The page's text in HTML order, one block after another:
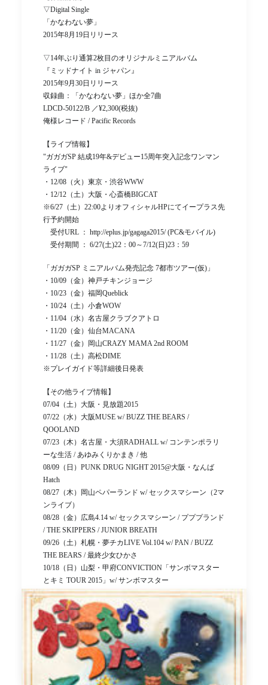
▽Digital Single
「かなわない夢」
2015年8月19日リリース
▽14年ぶり通算2枚目のオリジナルミニアルバム
『ミッドナイト in ジャパン』
2015年9月30日リリース
収録曲：「かなわない夢」ほか全7曲
LDCD-50122/B ／¥2,300(税抜)
俺様レコード / Pacific Records
【ライブ情報】
"ガガガSP 結成19年&デビュー15周年突入記念ワンマン
ライブ"
・12/08（火）東京・渋谷WWW
・12/12（土）大阪・心斎橋BIGCAT
※6/27（土）22:00よりオフィシャルHPにてイープラス先
行予約開始
受付URL ： http://eplus.jp/gagaga2015/ (PC&モバイル)
受付期間 ： 6/27(土)22：00～7/12(日)23：59
「ガガガSP ミニアルバム発売記念 7都市ツアー(仮)」
・10/09（金）神戸チキンジョージ
・10/23（金）福岡Queblick
・10/24（土）小倉WOW
・11/04（水）名古屋クラブクアトロ
・11/20（金）仙台MACANA
・11/27（金）岡山CRAZY MAMA 2nd ROOM
・11/28（土）高松DIME
※プレイガイド等詳細後日発表
【その他ライブ情報】
07/04（土）大阪・見放題2015
07/22（水）大阪MUSE w/ BUZZ THE BEARS /
QOOLAND
07/23（木）名古屋・大須RADHALL w/ コンテンポラリ
ーな生活 / あゆみくりかまき / 他
08/09（日）PUNK DRUG NIGHT 2015@大阪・なんば
Hatch
08/27（木）岡山ペパーランド w/ セックスマシーン（2マ
ンライブ）
08/28（金）広島4.14 w/ セックスマシーン / プププランド
/ THE SKIPPERS / JUNIOR BREATH
09/26（土）札幌・夢チカLIVE Vol.104 w/ PAN / BUZZ
THE BEARS / 最終少女ひかさ
10/18（日）山梨・甲府CONVICTION「サンボマスター
とキミ TOUR 2015」w/ サンボマスター
【ガガガSP 公式ホームページ】
http://www.ldandk.com/gagaga/
に ldandk